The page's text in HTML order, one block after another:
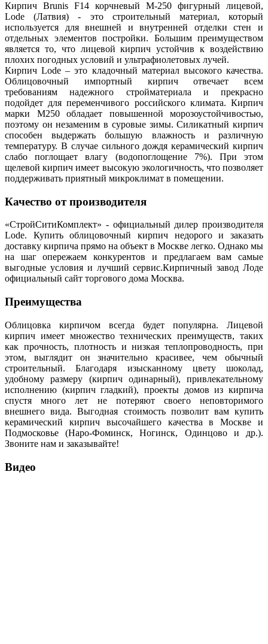
Кирпич Brunis F14 корчневый М-250 фигурный лицевой,
Lode (Латвия) - это строительный материал, который
используется для внешней и внутренней отделки стен и
отдельных элементов постройки. Большим преимуществом
является то, что лицевой кирпич устойчив к воздействию
плохих погодных условий и ультрафиолетовых лучей.
Кирпич Lode – это кладочный материал высокого качества.
Облицовочный импортный кирпич отвечает всем
требованиям надежного стройматериала и прекрасно
подойдет для переменчивого российского климата. Кирпич
марки М250 обладает повышенной морозоустойчивостью,
поэтому он незаменим в суровые зимы. Силикатный кирпич
способен выдержать большую влажность и различную
температуру. В случае сильного дождя керамический кирпич
слабо поглощает влагу (водопоглощение 7%). При этом
щелевой кирпич имеет высокую экологичность, что позволяет
поддерживать приятный микроклимат в помещении.
Качество от производителя
«СтройСитиКомплект» - официальный дилер производителя
Lode. Купить облицовочный кирпич недорого и заказать
доставку кирпича прямо на объект в Москве легко. Однако мы
на шаг опережаем конкурентов и предлагаем вам самые
выгодные условия и лучший сервис.Кирпичный завод Лоде
официальный сайт торгового дома Москва.
Преимущества
Облицовка кирпичом всегда будет популярна. Лицевой
кирпич имеет множество технических преимуществ, таких
как прочность, плотность и низкая теплопроводность, при
этом, выглядит он значительно красивее, чем обычный
строительный. Благодаря изысканному цвету шоколад,
удобному размеру (кирпич одинарный), привлекательному
исполнению (кирпич гладкий), проекты домов из кирпича
спустя много лет не потеряют своего неповторимого
внешнего вида. Выгодная стоимость позволит вам купить
керамический кирпич высочайшего качества в Москве и
Подмосковье (Наро-Фоминск, Ногинск, Одинцово и др.).
Звоните нам и заказывайте!
Видео